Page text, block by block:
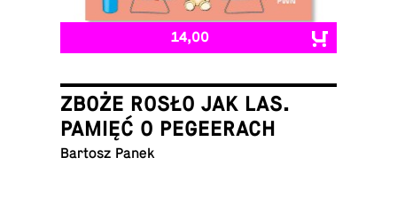
14,00
ZBOŻE ROSŁO JAK LAS.
PAMIĘĆ O PEGEERACH
Bartosz Panek